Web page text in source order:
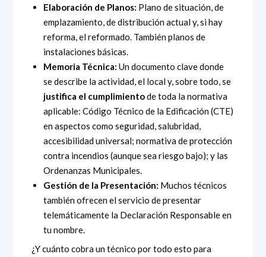
Elaboración de Planos: Plano de situación, de
emplazamiento, de distribución actual y, si hay
reforma, el reformado. También planos de
instalaciones básicas.
Memoria Técnica: Un documento clave donde
se describe la actividad, el local y, sobre todo, se
justifica el cumplimientode toda la normativa
aplicable: Código Técnico de la Edificación (CTE)
en aspectos como seguridad, salubridad,
accesibilidad universal; normativa de protección
contra incendios (aunque sea riesgo bajo); y las
Ordenanzas Municipales.
Gestión de la Presentación: Muchos técnicos
también ofrecen el servicio de presentar
telemáticamente la Declaración Responsable en
tu nombre.
¿Y cuánto cobra un técnico por todo esto para